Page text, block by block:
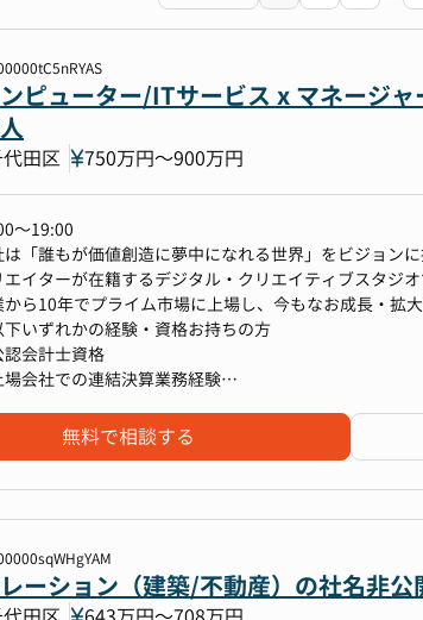
ピューター/ITサービス x マネージ
田区 750万円〜900万円
～19:00
は「誰もが価値創造に夢中になれる世界」をビジョン
エイターが在籍するデジタル・クリエイティブスタジオ
から10年でプライム市場に上場し、今もなお成長・拡
による事業拡大、グローバル展開も見据え、経営管理
結しています。一方で、経理部門では人材が不足してお
ジションでは、キャッシュフローを含む連結業務、グ
フラの見直しを進めており、まさに変革期にあります。
した環境で働くことで、リーダーシップを発揮しなが
務詳細】
ープ経理
いずれかの経験・資格お持ちの方
認会計士資格
場会社での連結決算業務経験
業会社での経理リーダー経験
営企画、事業開発、事業コンサルティング業務経験
無料で相談する
ーション（建築/不動産）の社名非公